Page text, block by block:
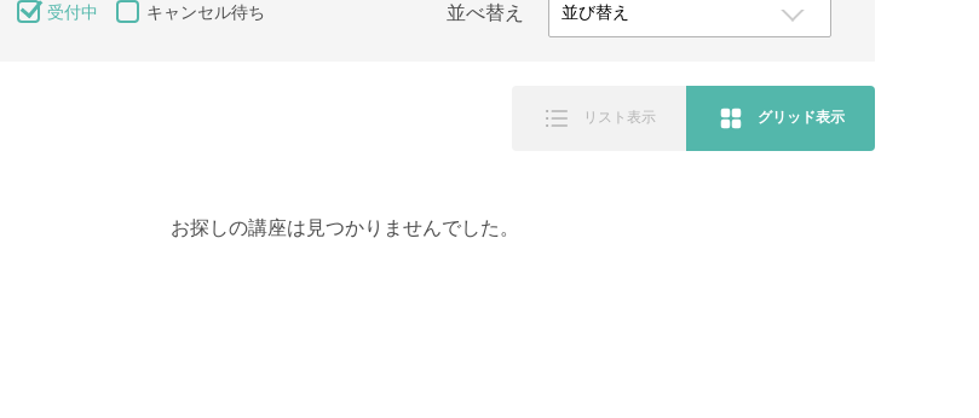
受付中 キャンセル待ち 並べ替え
リスト表示 グリッド表示
お探しの講座は見つかりませんでした。